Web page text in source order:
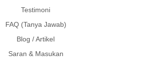
Testimoni
FAQ (Tanya Jawab)
Blog / Artikel
Saran & Masukan